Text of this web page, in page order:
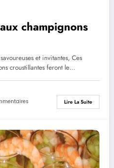
champignons
et invitantes, Ces
croustillantes feront le…
Lire La Suite